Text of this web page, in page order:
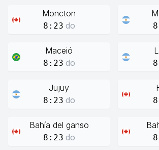
Moncton
8:23 do
Maceió
8:23 do
Jujuy
8:23 do
Bahía del ganso
8:23 do